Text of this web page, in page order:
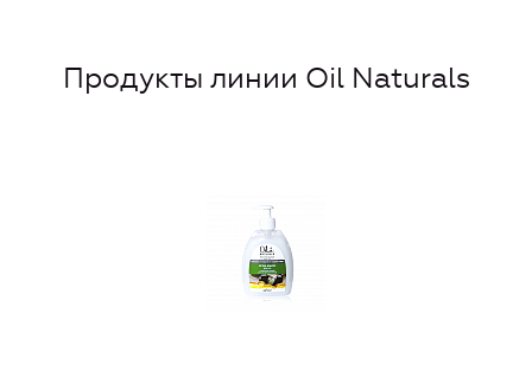
Продукты линии Oil Naturals